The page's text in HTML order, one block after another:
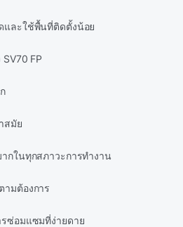
และใช้พื้นที่ติดตั้งน้อย
FP
สมัย
กในทุกสภาวะการทํางาน
ามต้องการ
ซ่อมแซมที่ง่ายดาย